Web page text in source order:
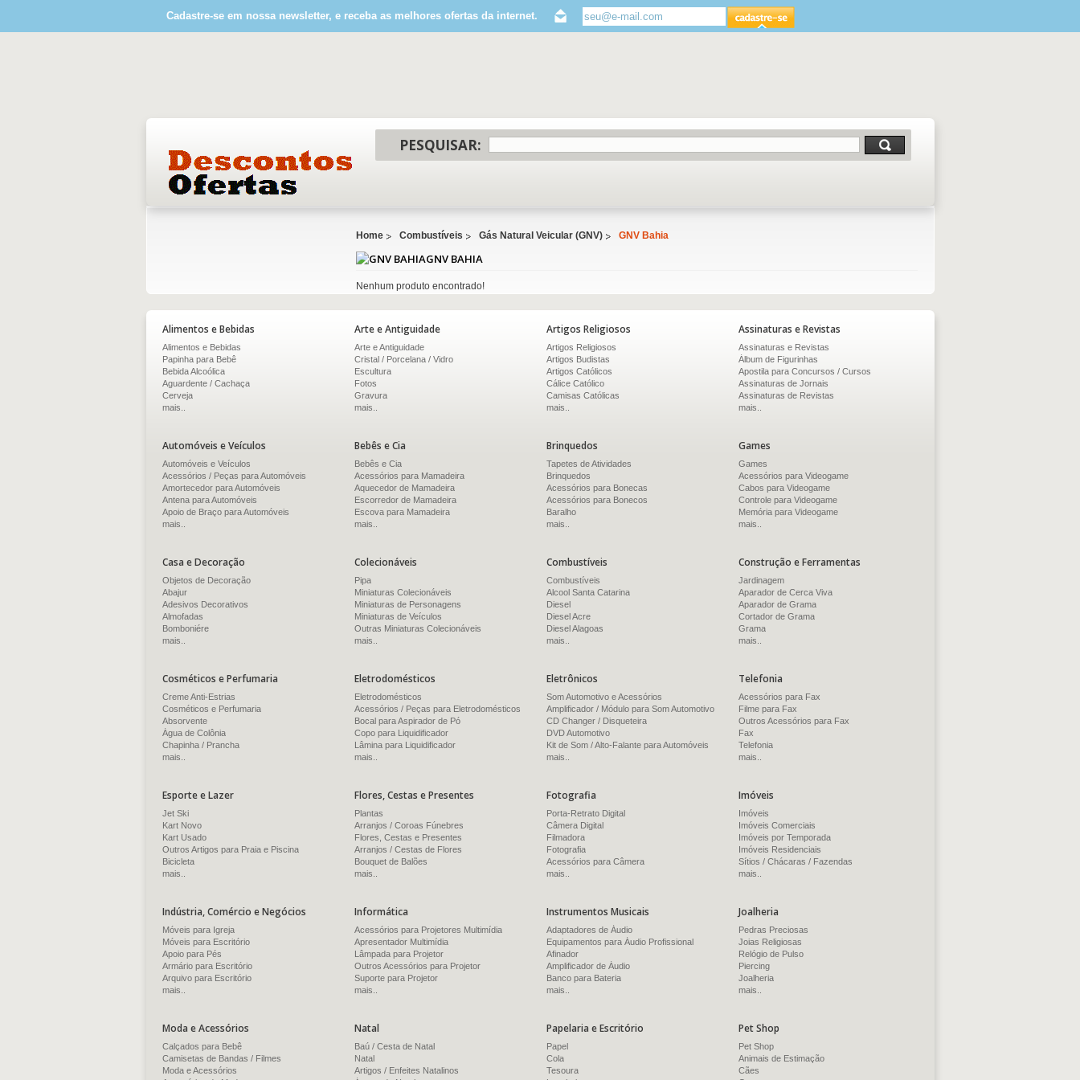
Cadastre-se em nossa newsletter, e receba as melhores ofertas da internet.
PESQUISAR:
Home Combustíveis Gás Natural Veicular (GNV) GNV Bahia
GNV BAHIA
Nenhum produto encontrado!
Alimentos e Bebidas
Alimentos e Bebidas
Papinha para Bebê
Bebida Alcoólica
Aguardente / Cachaça
Cerveja
mais..
Arte e Antiguidade
Arte e Antiguidade
Cristal / Porcelana / Vidro
Escultura
Fotos
Gravura
mais..
Artigos Religiosos
Artigos Religiosos
Artigos Budistas
Artigos Católicos
Cálice Católico
Camisas Católicas
mais..
Assinaturas e Revistas
Assinaturas e Revistas
Álbum de Figurinhas
Apostila para Concursos / Cursos
Assinaturas de Jornais
Assinaturas de Revistas
mais..
Automóveis e Veículos
Automóveis e Veículos
Acessórios / Peças para Automóveis
Amortecedor para Automóveis
Antena para Automóveis
Apoio de Braço para Automóveis
mais..
Bebês e Cia
Bebês e Cia
Acessórios para Mamadeira
Aquecedor de Mamadeira
Escorredor de Mamadeira
Escova para Mamadeira
mais..
Brinquedos
Tapetes de Atividades
Brinquedos
Acessórios para Bonecas
Acessórios para Bonecos
Baralho
mais..
Games
Games
Acessórios para Videogame
Cabos para Videogame
Controle para Videogame
Memória para Videogame
mais..
Casa e Decoração
Objetos de Decoração
Abajur
Adesivos Decorativos
Almofadas
Bomboniére
mais..
Colecionáveis
Pipa
Miniaturas Colecionáveis
Miniaturas de Personagens
Miniaturas de Veículos
Outras Miniaturas Colecionáveis
mais..
Combustíveis
Combustíveis
Alcool Santa Catarina
Diesel
Diesel Acre
Diesel Alagoas
mais..
Construção e Ferramentas
Jardinagem
Aparador de Cerca Viva
Aparador de Grama
Cortador de Grama
Grama
mais..
Cosméticos e Perfumaria
Creme Anti-Estrias
Cosméticos e Perfumaria
Absorvente
Água de Colônia
Chapinha / Prancha
mais..
Eletrodomésticos
Eletrodomésticos
Acessórios / Peças para Eletrodomésticos
Bocal para Aspirador de Pó
Copo para Liquidificador
Lâmina para Liquidificador
mais..
Eletrônicos
Som Automotivo e Acessórios
Amplificador / Módulo para Som Automotivo
CD Changer / Disqueteira
DVD Automotivo
Kit de Som / Alto-Falante para Automóveis
mais..
Telefonia
Acessórios para Fax
Filme para Fax
Outros Acessórios para Fax
Fax
Telefonia
mais..
Esporte e Lazer
Jet Ski
Kart Novo
Kart Usado
Outros Artigos para Praia e Piscina
Bicicleta
mais..
Flores, Cestas e Presentes
Plantas
Arranjos / Coroas Fúnebres
Flores, Cestas e Presentes
Arranjos / Cestas de Flores
Bouquet de Balões
mais..
Fotografia
Porta-Retrato Digital
Câmera Digital
Filmadora
Fotografia
Acessórios para Câmera
mais..
Imóveis
Imóveis
Imóveis Comerciais
Imóveis por Temporada
Imóveis Residenciais
Sítios / Chácaras / Fazendas
mais..
Indústria, Comércio e Negócios
Móveis para Igreja
Móveis para Escritório
Apoio para Pés
Armário para Escritório
Arquivo para Escritório
mais..
Informática
Acessórios para Projetores Multimídia
Apresentador Multimídia
Lâmpada para Projetor
Outros Acessórios para Projetor
Suporte para Projetor
mais..
Instrumentos Musicais
Adaptadores de Áudio
Equipamentos para Áudio Profissional
Afinador
Amplificador de Áudio
Banco para Bateria
mais..
Joalheria
Pedras Preciosas
Joias Religiosas
Relógio de Pulso
Piercing
Joalheria
mais..
Moda e Acessórios
Calçados para Bebê
Camisetas de Bandas / Filmes
Moda e Acessórios
Natal
Baú / Cesta de Natal
Natal
Artigos / Enfeites Natalinos
Papelaria e Escritório
Papel
Cola
Tesoura
Pet Shop
Pet Shop
Animais de Estimação
Cães